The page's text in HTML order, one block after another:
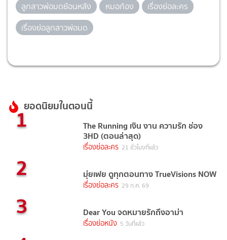
ลูกสาวพ่อมดย้อนหลัง
หมอก้อง
เรื่องย่อละคร
เรื่องย่อลูกสาวพ่อมด
ยอดนิยมในตอนนี้
1 The Running เงิน งาน ความรัก ช่อง
3HD (ตอนล่าสุด)
เรื่องย่อละคร 21 ชั่วโมงที่แล้ว
2 มุ่ยเฟย ดูทุกตอนทาง TrueVisions NOW
เรื่องย่อละคร 29 ก.ค. 69
3 Dear You จดหมายรักถึงอาม่า
เรื่องย่อหนัง 5 วันที่แล้ว